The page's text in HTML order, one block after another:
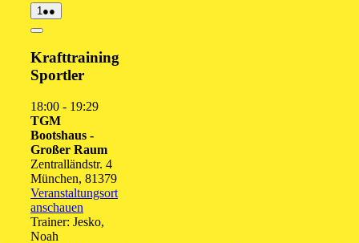
11.
September
2026
●●
Veranstaltungen)
Close
Krafttraining
Sportler
18:00 - 19:29
TGM
Bootshaus -
Großer Raum
Zentralländstr. 4
München, 81379
Veranstaltungsort
anschauen
Trainer: Jesko,
Noah